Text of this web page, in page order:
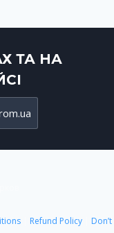
ТА НА
Refund Policy
Don’t